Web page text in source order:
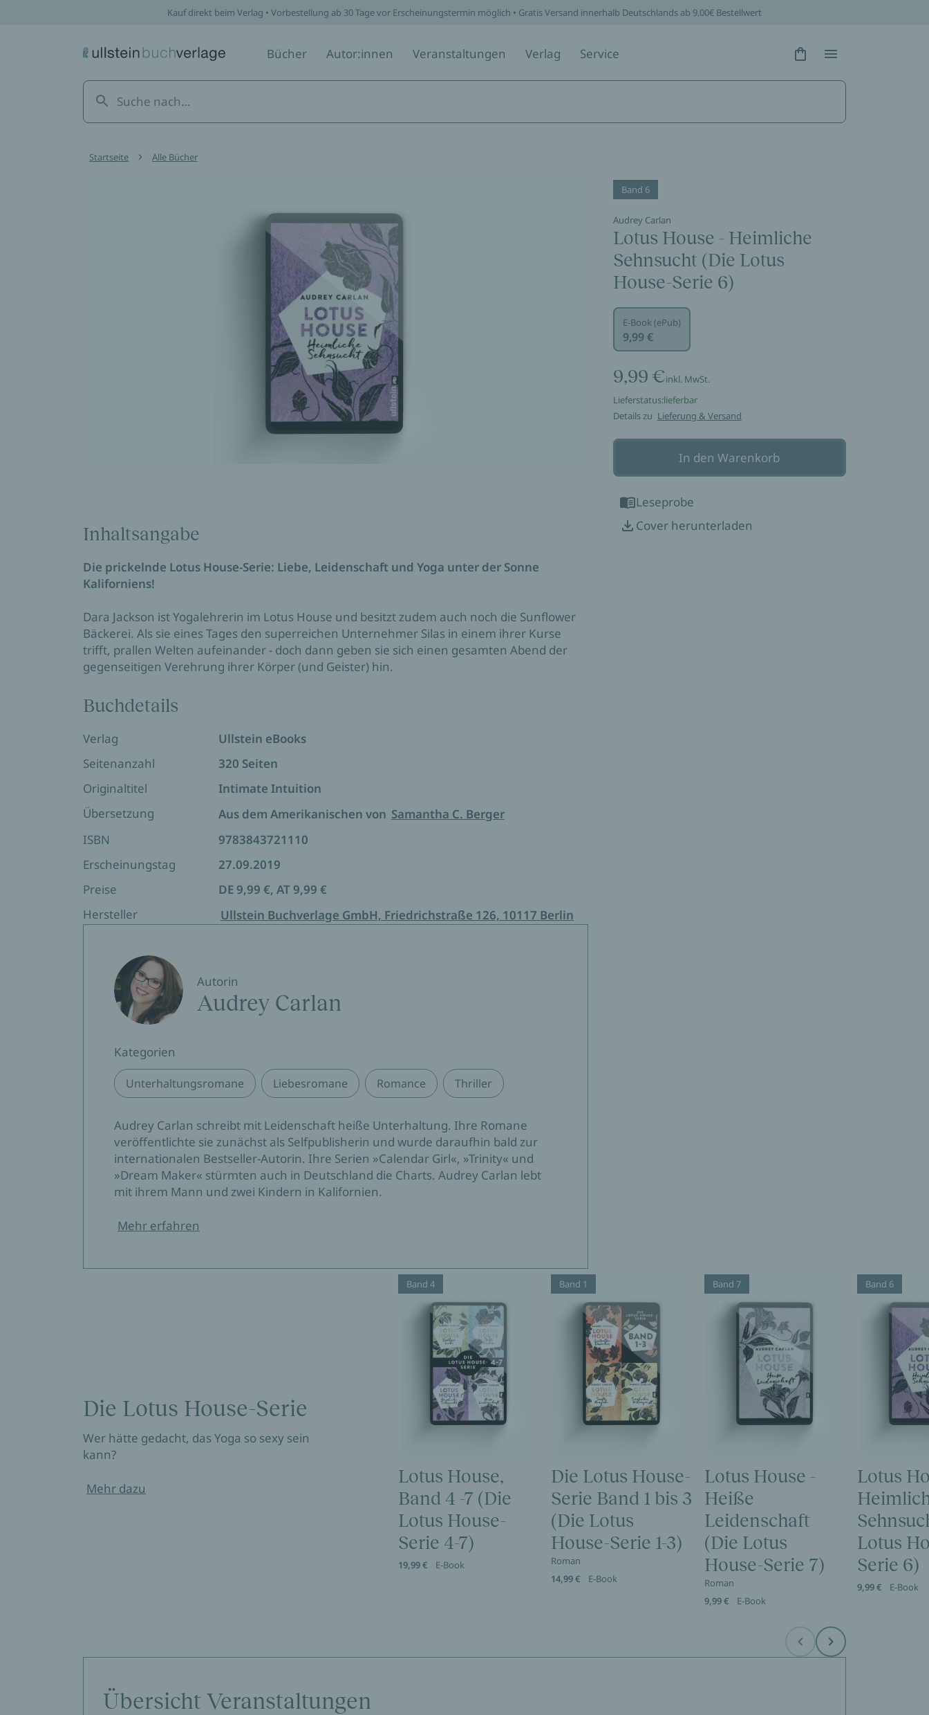
Kauf direkt beim Verlag • Vorbestellung ab 30 Tage vor Erscheinungstermin möglich • Gratis Versand innerhalb Deutschlands ab 9,00€ Bestellwert
Bücher Autor:innen Veranstaltungen Verlag Service Hidden Text
Hidden Text
Startseite Alle Bücher
Band 6
Audrey Carlan
Lotus House - Heimliche
Sehnsucht (Die Lotus
House-Serie 6)
E-Book (ePub)
9,99 €
9,99 €inkl. MwSt.
Lieferstatus:lieferbar
Details zu Lieferung & Versand
In den Warenkorb
Leseprobe
Cover herunterladen
Inhaltsangabe
Die prickelnde Lotus House-Serie: Liebe, Leidenschaft und Yoga unter der Sonne
Kaliforniens!
Dara Jackson ist Yogalehrerin im Lotus House und besitzt zudem auch noch die Sunflower
Bäckerei. Als sie eines Tages den superreichen Unternehmer Silas in einem ihrer Kurse
trifft, prallen Welten aufeinander - doch dann geben sie sich einen gesamten Abend der
gegenseitigen Verehrung ihrer Körper (und Geister) hin.
Buchdetails
Verlag
Ullstein eBooks
Seitenanzahl
320 Seiten
Originaltitel
Intimate Intuition
Übersetzung
Aus dem Amerikanischen von Samantha C. Berger
ISBN
9783843721110
Erscheinungstag
27.09.2019
Preise
DE 9,99 €, AT 9,99 €
Hersteller
Ullstein Buchverlage GmbH, Friedrichstraße 126, 10117 Berlin
Autorin
Audrey Carlan
Kategorien
Unterhaltungsromane Liebesromane Romance Thriller
Audrey Carlan schreibt mit Leidenschaft heiße Unterhaltung. Ihre Romane
veröffentlichte sie zunächst als Selfpublisherin und wurde daraufhin bald zur
internationalen Bestseller-Autorin. Ihre Serien »Calendar Girl«, »Trinity« und
»Dream Maker« stürmten auch in Deutschland die Charts. Audrey Carlan lebt
mit ihrem Mann und zwei Kindern in Kalifornien.
Mehr erfahren
Die Lotus House-Serie
Wer hätte gedacht, das Yoga so sexy sein
kann?
Mehr dazu
Band 4
Lotus House,
Band 4 -7 (Die
Lotus House-
Serie 4-7)
19,99 € E-Book
Band 1
Die Lotus House-
Serie Band 1 bis 3
(Die Lotus
House-Serie 1-3)
Roman
14,99 €
E-Book
Band 7
Lotus House -
Heiße
Leidenschaft
(Die Lotus
House-Serie 7)
Roman
9,99 €
E-Book
Band 6
Lotus
Lotus
Serie 6)
9,99 € E-Book
Before Next
Übersicht Veranstaltungen
/werke/lotus-house-heimliche-sehnsucht/epub/9783843721110